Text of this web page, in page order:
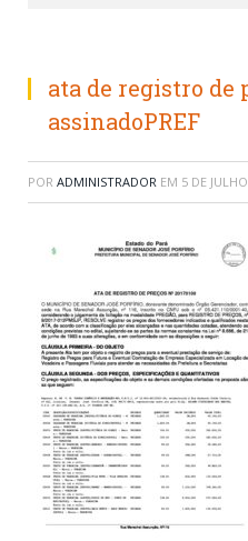
ata de registro de
assinadoPREF
POR ADMINISTRADOR EM 5 DE